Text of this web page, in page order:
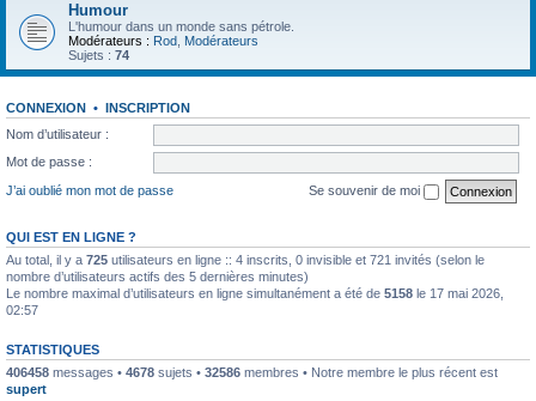
Humour
L'humour dans un monde sans pétrole.
Modérateurs : Rod Modérateurs
Sujets : 74
CONNEXION • INSCRIPTION
Nom d’utilisateur :
Mot de passe :
J’ai oublié mon mot de passe
Se souvenir de moi
QUI EST EN LIGNE ?
Au total, il y a 725 utilisateurs en ligne :: 4 inscrits, 0 invisible et 721 invités (selon le
nombre d’utilisateurs actifs des 5 dernières minutes)
Le nombre maximal d’utilisateurs en ligne simultanément a été de 5158 le 17 mai 2026,
02:57
STATISTIQUES
406458 messages • 4678 sujets • 32586 membres • Notre membre le plus récent est
supert